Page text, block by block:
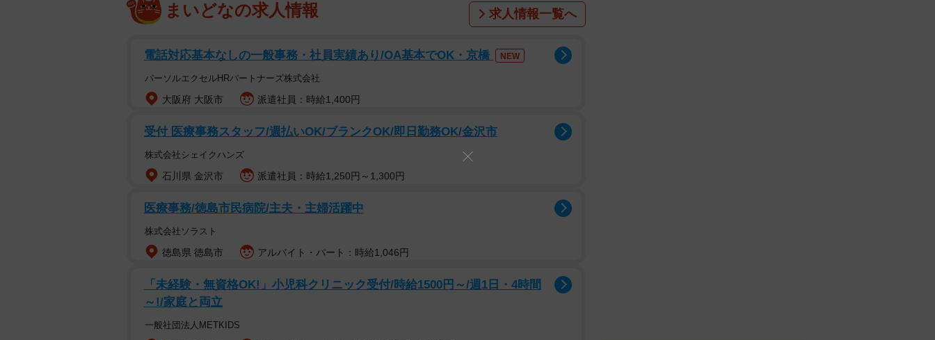
まいどなの求人情報 求人情報一覧へ
電話対応基本なしの一般事務・社員実績あり/OA基本でOK・京橋 NEW
パーソルエクセルHRパートナーズ株式会社
大阪府 大阪市 派遣社員：時給1,400円
受付 医療事務スタッフ/週払いOK/ブランクOK/即日勤務OK/金沢市
株式会社シェイクハンズ
石川県 金沢市 派遣社員：時給1,250円～1,300円
医療事務/徳島市民病院/主夫・主婦活躍中
株式会社ソラスト
徳島県 徳島市 アルバイト・パート：時給1,046円
「未経験・無資格OK!」小児科クリニック受付/時給1500円～/週1日・4時間
～!/家庭と両立
一般社団法人METKIDS